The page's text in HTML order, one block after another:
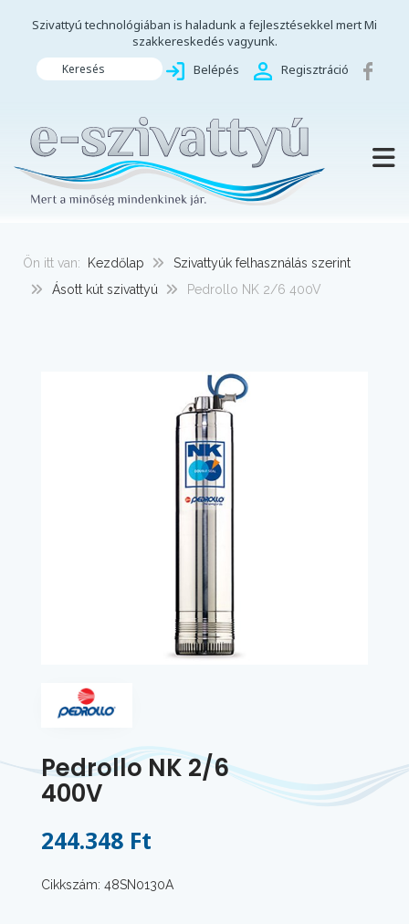
Szivattyú technológiában is haladunk a fejlesztésekkel mert Mi
szakkereskedés vagyunk.
Keresés Belépés Regisztráció
Ön itt van: Kezdőlap
Szivattyúk felhasználás szerint
Ásott kút szivattyú
Pedrollo NK 2/6 400V
Pedrollo NK 2/6
400V
244.348 Ft
Cikkszám: 48SN0130A